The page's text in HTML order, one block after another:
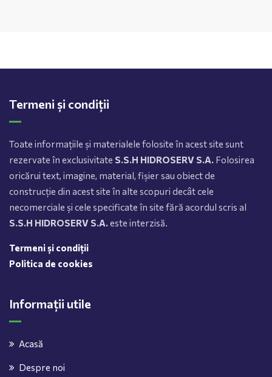
Termeni și condiții
Toate informațiile și materialele folosite în acest site sunt
rezervate în exclusivitate S.S.H HIDROSERV S.A. Folosirea
oricărui text, imagine, material, fișier sau obiect de
construcție din acest site în alte scopuri decât cele
necomerciale și cele specificate în site fără acordul scris al
S.S.H HIDROSERV S.A.este interzisă.
Termeni și condiții
Politica de cookies
Informații utile
Acasă
Despre noi